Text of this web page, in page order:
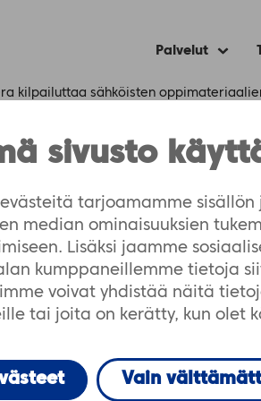
sivusto
tarjoamamme
median ominaisuuksien
Lisäksi jaamme
kumppaneillemme tietoja
voivat yhdistää näitä
tai joita on kerätty, kun olet
Vain
Palvelut
menu
kilpailuttaa sähköisten
Edustoren